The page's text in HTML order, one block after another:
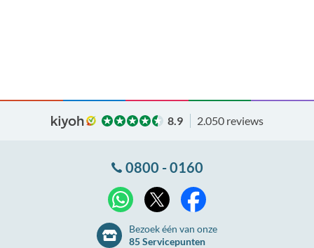
8.9 2.050 reviews
0800 - 0160
WhatsApp
Bezoek één van onze
85 Servicepunten